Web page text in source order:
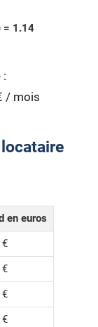
= 1.14
:
/ mois
en euros